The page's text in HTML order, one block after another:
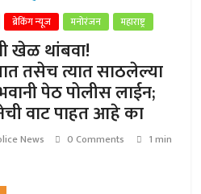
ब्रेकिंग न्यूज मनोरंजन महाराष्ट्र
खेळ थांबवा!
तसेच त्यात साठलेल्या
पेठ पोलीस लाईन;
वाट पाहत आहे का
News 0 Comments
1 min